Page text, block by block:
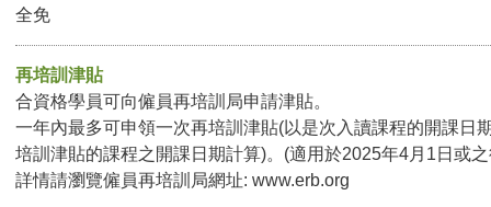
全免
再培訓津貼
合資格學員可向僱員再培訓局申請津貼。
一年內最多可申領一次再培訓津貼(以是次入讀課程的開課日
培訓津貼的課程之開課日期計算)。(適用於2025年4月1日或
詳情請瀏覽僱員再培訓局網址: www.erb.org